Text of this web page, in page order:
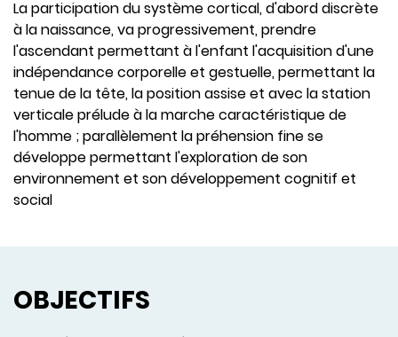
La participation du système cortical, d'abord discrète
à la naissance, va progressivement, prendre
l'ascendant permettant à l'enfant l'acquisition d'une
indépendance corporelle et gestuelle, permettant la
tenue de la tête, la position assise et avec la station
verticale prélude à la marche caractéristique de
l'homme ; parallèlement la préhension fine se
développe permettant l'exploration de son
environnement et son développement cognitif et
social
OBJECTIFS